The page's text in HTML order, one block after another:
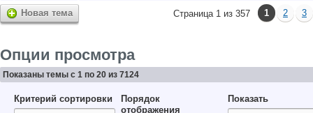
Новая тема Страница 1 из 357 1 2 3
Опции просмотра
Показаны темы с 1 по 20 из 7124
Критерий сортировки
Порядок
отображения
Показать